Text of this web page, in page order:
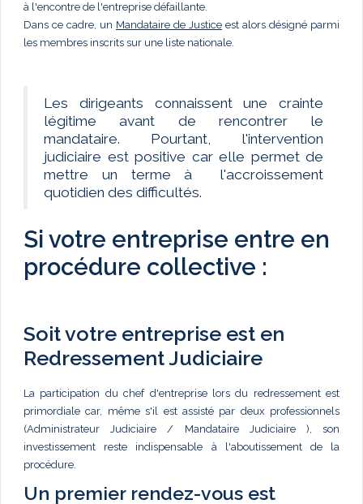
à l'encontre de l'entreprise défaillante.
Dans ce cadre, un Mandataire de Justice est alors désigné parmi
les membres inscrits sur une liste nationale.
Les dirigeants connaissent une crainte
légitime avant de rencontrer le
mandataire. Pourtant, l'intervention
judiciaire est positive car elle permet de
mettre un terme à l'accroissement
quotidien des difficultés.
Si votre entreprise entre en
procédure collective :
Soit votre entreprise est en
Redressement Judiciaire
La participation du chef d'entreprise lors du redressement est
primordiale car, même s'il est assisté par deux professionnels
(Administrateur Judiciaire / Mandataire Judiciaire ), son
investissement reste indispensable à l'aboutissement de la
procédure.
Un premier rendez-vous est